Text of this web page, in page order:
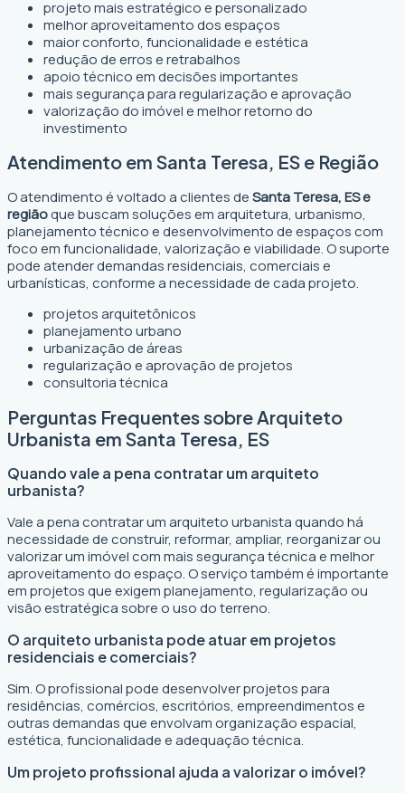
projeto mais estratégico e personalizado
melhor aproveitamento dos espaços
maior conforto, funcionalidade e estética
redução de erros e retrabalhos
apoio técnico em decisões importantes
mais segurança para regularização e aprovação
valorização do imóvel e melhor retorno do
investimento
Atendimento em Santa Teresa, ES e Região
O atendimento é voltado a clientes deSanta Teresa, ES e
regiãoque buscam soluções em arquitetura, urbanismo,
planejamento técnico e desenvolvimento de espaços com
foco em funcionalidade, valorização e viabilidade. O suporte
pode atender demandas residenciais, comerciais e
urbanísticas, conforme a necessidade de cada projeto.
projetos arquitetônicos
planejamento urbano
urbanização de áreas
regularização e aprovação de projetos
consultoria técnica
Perguntas Frequentes sobre Arquiteto
Urbanista em Santa Teresa, ES
Quando vale a pena contratar um arquiteto
urbanista?
Vale a pena contratar um arquiteto urbanista quando há
necessidade de construir, reformar, ampliar, reorganizar ou
valorizar um imóvel com mais segurança técnica e melhor
aproveitamento do espaço. O serviço também é importante
em projetos que exigem planejamento, regularização ou
visão estratégica sobre o uso do terreno.
O arquiteto urbanista pode atuar em projetos
residenciais e comerciais?
Sim. O profissional pode desenvolver projetos para
residências, comércios, escritórios, empreendimentos e
outras demandas que envolvam organização espacial,
estética, funcionalidade e adequação técnica.
Um projeto profissional ajuda a valorizar o imóvel?